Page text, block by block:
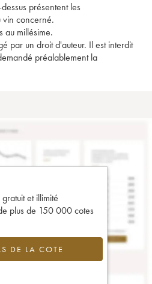
présentent les
vin concerné.
au millésime.
par un droit d'auteur. Il est interdit
préalablement la
et illimité
plus de 150 000 cotes
DE LA COTE